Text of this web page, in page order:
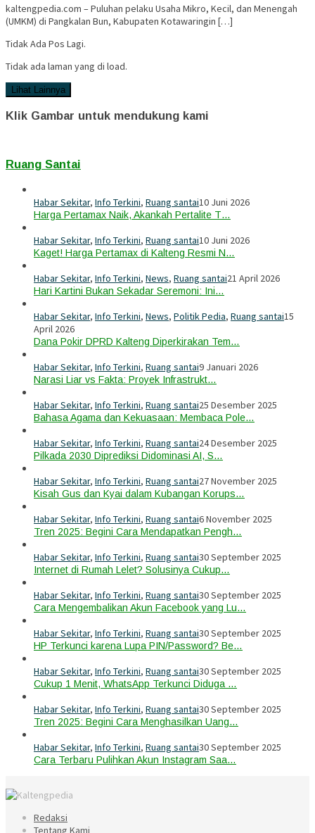
kaltengpedia.com – Puluhan pelaku Usaha Mikro, Kecil, dan Menengah
(UMKM) di Pangkalan Bun, Kabupaten Kotawaringin […]
Tidak Ada Pos Lagi.
Tidak ada laman yang di load.
Lihat Lainnya
Klik Gambar untuk mendukung kami
Ruang Santai
Habar Sekitar, Info Terkini, Ruang santai10 Juni 2026
Harga Pertamax Naik, Akankah Pertalite T…
Habar Sekitar, Info Terkini, Ruang santai10 Juni 2026
Kaget! Harga Pertamax di Kalteng Resmi N…
Habar Sekitar, Info Terkini, News, Ruang santai21 April 2026
Hari Kartini Bukan Sekadar Seremoni: Ini…
Habar Sekitar, Info Terkini, News, Politik Pedia, Ruang santai15
April 2026
Dana Pokir DPRD Kalteng Diperkirakan Tem…
Habar Sekitar, Info Terkini, Ruang santai9 Januari 2026
Narasi Liar vs Fakta: Proyek Infrastrukt…
Habar Sekitar, Info Terkini, Ruang santai25 Desember 2025
Bahasa Agama dan Kekuasaan: Membaca Pole…
Habar Sekitar, Info Terkini, Ruang santai24 Desember 2025
Pilkada 2030 Diprediksi Didominasi AI, S…
Habar Sekitar, Info Terkini, Ruang santai27 November 2025
Kisah Gus dan Kyai dalam Kubangan Korups…
Habar Sekitar, Info Terkini, Ruang santai6 November 2025
Tren 2025: Begini Cara Mendapatkan Pengh…
Habar Sekitar, Info Terkini, Ruang santai30 September 2025
Internet di Rumah Lelet? Solusinya Cukup…
Habar Sekitar, Info Terkini, Ruang santai30 September 2025
Cara Mengembalikan Akun Facebook yang Lu…
Habar Sekitar, Info Terkini, Ruang santai30 September 2025
HP Terkunci karena Lupa PIN/Password? Be…
Habar Sekitar, Info Terkini, Ruang santai30 September 2025
Cukup 1 Menit, WhatsApp Terkunci Diduga …
Habar Sekitar, Info Terkini, Ruang santai30 September 2025
Tren 2025: Begini Cara Menghasilkan Uang…
Habar Sekitar, Info Terkini, Ruang santai30 September 2025
Cara Terbaru Pulihkan Akun Instagram Saa…
Redaksi
Tentang Kami